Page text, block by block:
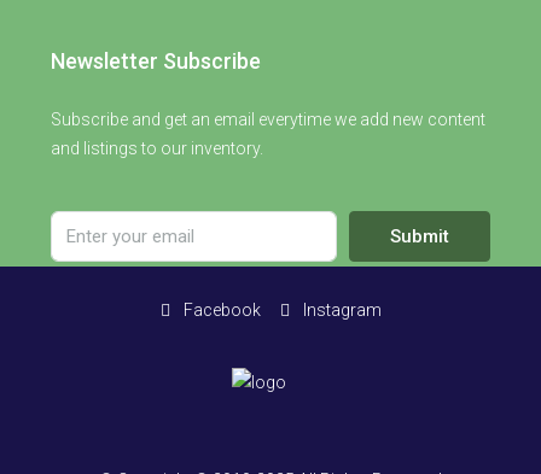
Newsletter Subscribe
Subscribe and get an email everytime we add new content
and listings to our inventory.
Submit
Facebook Instagram